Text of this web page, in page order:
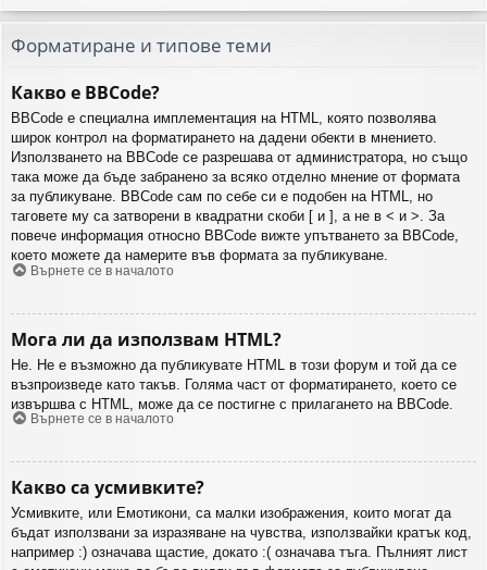
Форматиране и типове теми
Какво е BBCode?
BBCode е специална имплементация на HTML, която позволява
широк контрол на форматирането на дадени обекти в мнението.
Използването на BBCode се разрешава от администратора, но също
така може да бъде забранено за всяко отделно мнение от формата
за публикуване. BBCode сам по себе си е подобен на HTML, но
таговете му са затворени в квадратни скоби [ и ], а не в < и >. За
повече информация относно BBCode вижте упътването за BBCode,
което можете да намерите във формата за публикуване.
Върнете се в началото
Мога ли да използвам HTML?
Не. Не е възможно да публикувате HTML в този форум и той да се
възпроизведе като такъв. Голяма част от форматирането, което се
извършва с HTML, може да се постигне с прилагането на BBCode.
Върнете се в началото
Какво са усмивките?
Усмивките, или Емотикони, са малки изображения, които могат да
бъдат използвани за изразяване на чувства, използвайки кратък код,
например :) означава щастие, докато :( означава тъга. Пълният лист